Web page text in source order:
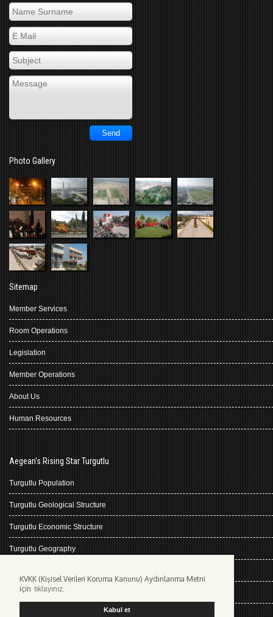
KVKK (Kişisel Verileri Koruma Kanunu) Aydınlanma Metni
için tıklayınız.
Kabul et
Photo Gallery
Sitemap
Member Services
Room Operations
Legislation
Member Operations
About Us
Human Resources
Aegean's Rising Star Turgutlu
Turgutlu Population
Turgutlu Geological Structure
Turgutlu Economic Structure
Turgutlu Geography
Climate Turgutlu